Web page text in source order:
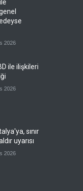
2026
ile ilişkileri
2026
sınır
uyarısı
2026